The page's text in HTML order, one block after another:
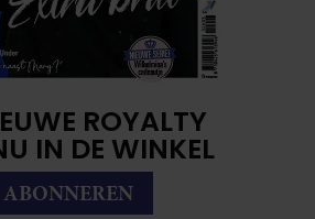
ROYALTY
IN DE WINKEL
ABONNEREN